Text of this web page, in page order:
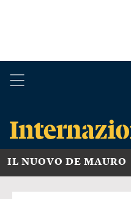
IL NUOVO DE MAURO